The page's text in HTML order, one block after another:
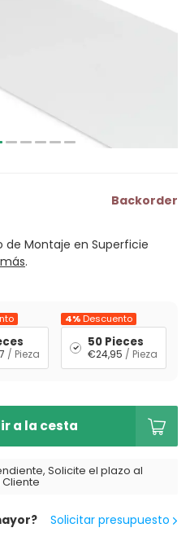
Backorder
de Montaje en Superficie
.
/ Pieza
4%Descuento
50 Pieces
€24,95 / Pieza
a la cesta
Solicite el plazo al
Solicitar presupuesto